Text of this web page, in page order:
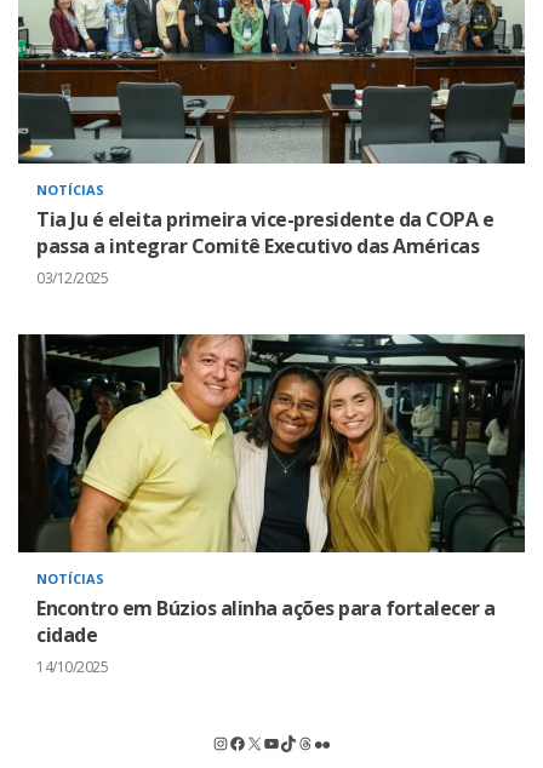
NOTÍCIAS
Tia Ju é eleita primeira vice-presidente da COPA e
passa a integrar Comitê Executivo das Américas
03/12/2025
NOTÍCIAS
Encontro em Búzios alinha ações para fortalecer a
cidade
14/10/2025
Instagram
Facebook
X Youtube
TikTok
Threads
Flickr